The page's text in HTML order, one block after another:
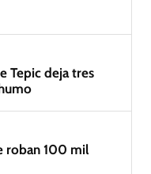
Tepic deja tres
roban 100 mil